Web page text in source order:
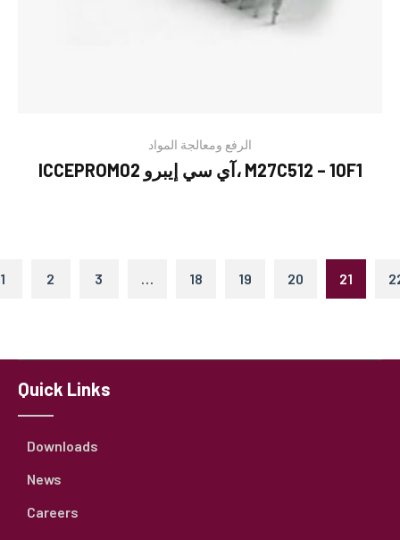
الرفع ومعالجة المواد
ICCEPROM02 آي سي إيبرو، M27C512 – 10F1
1 2 3 … 18 19 20 21
Quick Links
Downloads
News
Careers